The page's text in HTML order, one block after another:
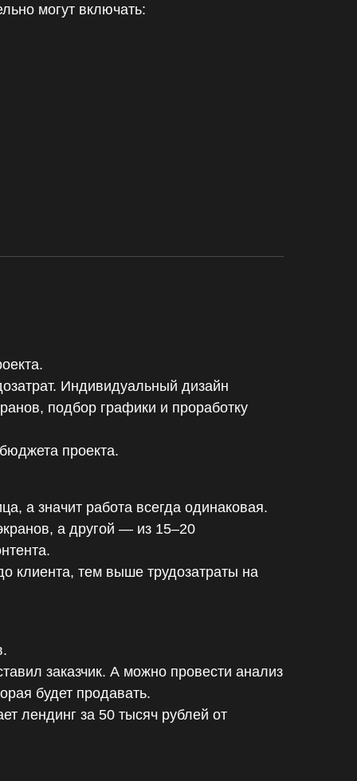
могут включать:
Индивидуальный дизайн
подбор графики и проработку
проекта.
а значит работа всегда одинаковая.
а другой — из 15–20
клиента, тем выше трудозатраты на
заказчик. А можно провести анализ
будет продавать.
лендинг за 50 тысяч рублей от